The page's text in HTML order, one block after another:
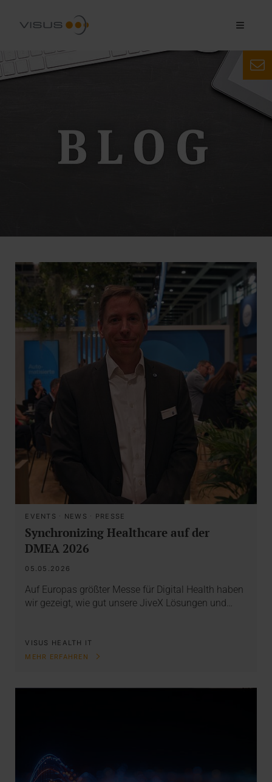
EVENTS · NEWS · PRESSE
Synchronizing Healthcare auf der
DMEA 2026
05.05.2026
Auf Europas größter Messe für Digital Health haben
wir gezeigt, wie gut unsere JiveX Lösungen und…
VISUS HEALTH IT
MEHR ERFAHREN